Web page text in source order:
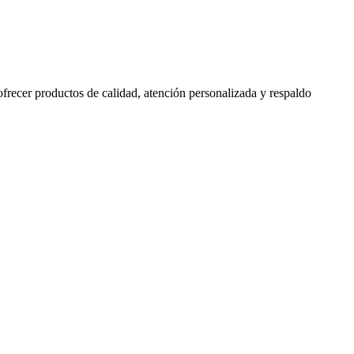
productos de calidad, atención personalizada y respaldo